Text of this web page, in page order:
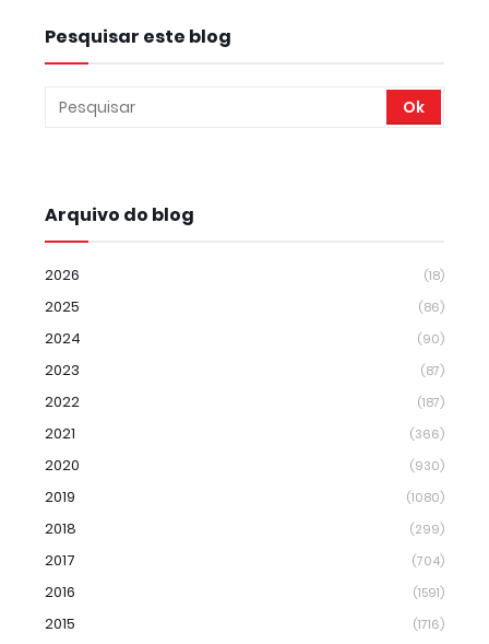
Pesquisar este blog
Arquivo do blog
2026 (18)
2025 (86)
2024 (90)
2023 (87)
2022 (187)
2021 (366)
2020 (930)
2019 (1080)
2018 (299)
2017 (704)
2016 (1591)
2015 (1716)